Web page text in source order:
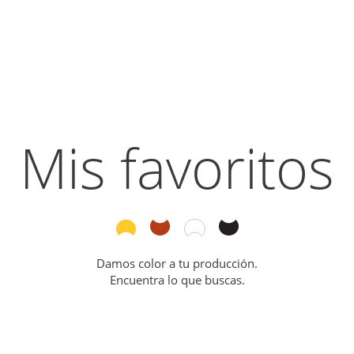
Mis favoritos
Damos color a tu producción.
Encuentra lo que buscas.